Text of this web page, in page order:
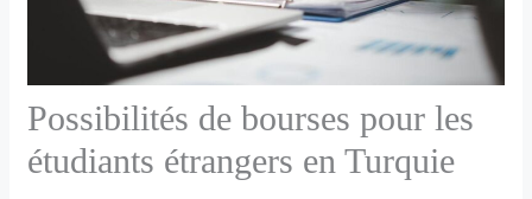
Possibilités de bourses pour les
étudiants étrangers en Turquie